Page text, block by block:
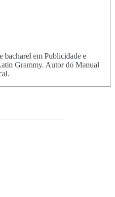
bacharel em Publicidade e
Grammy. Autor do Manual